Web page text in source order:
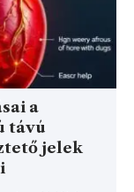
a
távú
jelek